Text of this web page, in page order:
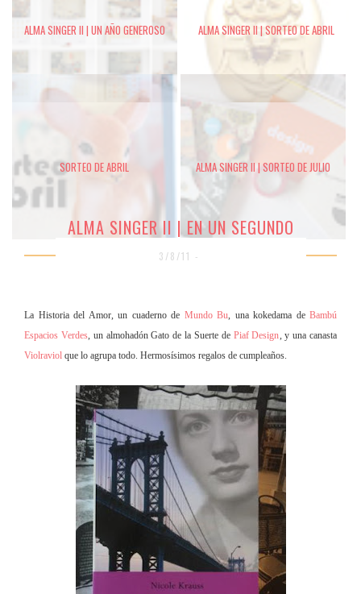
ALMA SINGER II | UN AÑO GENEROSO ALMA SINGER II | SORTEO DE ABRIL
SORTEO DE ABRIL ALMA SINGER II | SORTEO DE JULIO
ALMA SINGER II | EN UN SEGUNDO
3/8/11 -
La Historia del Amor, un cuaderno de Mundo Bu, una kokedama de Bambú
Espacios Verdes, un almohadón Gato de la Suerte de Piaf Design, y una canasta
Violraviol que lo agrupa todo. Hermosísimos regalos de cumpleaños.